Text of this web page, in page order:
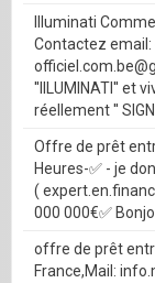
Illuminati
Contactez email:
''IILUMINATI'' et
réellement ''
Offre de prêt
Heures-✅ - je
(
000 000€✅
offre de prêt
France,Mail: